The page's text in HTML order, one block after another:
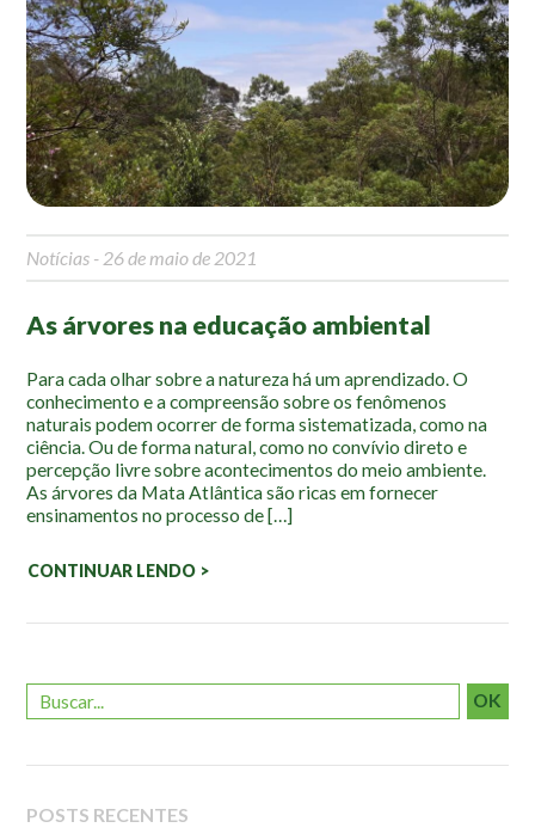
Atividades
Escolas e Universidades
Educação Ambiental
Roteiro da monitoria
Trilhas
Terceira Idade
Notícias
Na mídia
Contato
Contato
Como chegar
Notícias - 26 de maio de 2021
As árvores na educação ambiental
Para cada olhar sobre a natureza há um aprendizado. O
conhecimento e a compreensão sobre os fenômenos
naturais podem ocorrer de forma sistematizada, como na
ciência. Ou de forma natural, como no convívio direto e
percepção livre sobre acontecimentos do meio ambiente.
As árvores da Mata Atlântica são ricas em fornecer
ensinamentos no processo de […]
CONTINUAR LENDO >
OK
POSTS RECENTES